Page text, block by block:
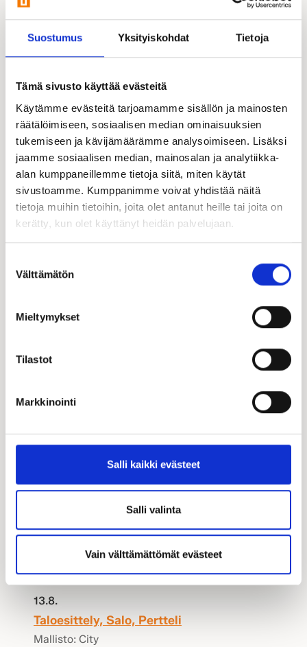
Suostumus Yksityiskohdat Tietoja
Tämä sivusto käyttää evästeitä
Käytämme evästeitä tarjoamamme sisällön ja mainosten
räätälöimiseen, sosiaalisen median ominaisuuksien
tukemiseen ja kävijämäärämme analysoimiseen. Lisäksi
jaamme sosiaalisen median, mainosalan ja analytiikka-
alan kumppaneillemme tietoja siitä, miten käytät
sivustoamme. Kumppanimme voivat yhdistää näitä
tietoja muihin tietoihin, joita olet antanut heille tai joita on
kerätty, kun olet käyttänyt heidän palvelujaan.
valinta
Välttämätön
Mieltymykset
Tilastot
Markkinointi
Salli kaikki evästeet
Salli valinta
Vain välttämättömät evästeet
Esittelyssä paikalla:
Päivi Lammervo
Kastelli-kauppias | FI, EN
Taloesittelyt
13.8.
Taloesittely, Salo, Pertteli
Mallisto: City